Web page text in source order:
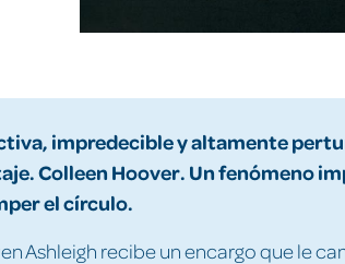
impredecible y altamente
Colleen Hoover. Un fenómeno
el círculo.
Ashleigh recibe un encargo que le